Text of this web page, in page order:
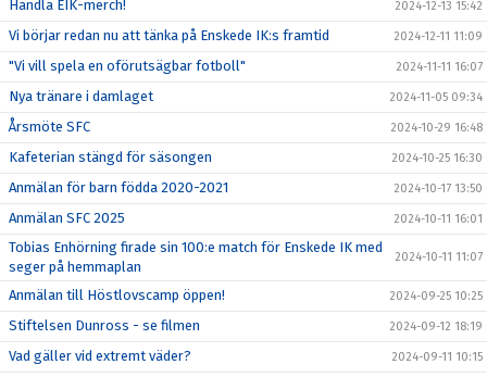
Handla EIK-merch! 2024-12-13 15:42
Vi börjar redan nu att tänka på Enskede IK:s framtid 2024-12-11 11:09
"Vi vill spela en oförutsägbar fotboll" 2024-11-11 16:07
Nya tränare i damlaget 2024-11-05 09:34
Årsmöte SFC 2024-10-29 16:48
Kafeterian stängd för säsongen 2024-10-25 16:30
Anmälan för barn födda 2020-2021 2024-10-17 13:50
Anmälan SFC 2025 2024-10-11 16:01
Tobias Enhörning firade sin 100:e match för Enskede IK med
seger på hemmaplan
2024-10-11 11:07
Anmälan till Höstlovscamp öppen! 2024-09-25 10:25
Stiftelsen Dunross - se filmen 2024-09-12 18:19
Vad gäller vid extremt väder? 2024-09-11 10:15